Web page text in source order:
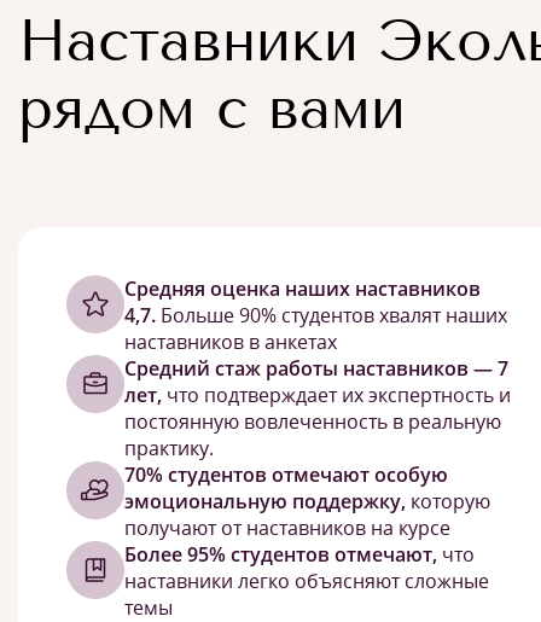
Наставники
рядом с вами
Cредняя оценка наших наставников
4,7. Больше 90% студентов хвалят наших
наставников в анкетах
Средний стаж работы наставников — 7
лет, что подтверждает их экспертность и
постоянную вовлеченность в реальную
практику.
70% студентов отмечают особую
эмоциональную поддержку, которую
получают от наставников на курсе
Более 95% студентов отмечают, что
наставники легко объясняют сложные
темы